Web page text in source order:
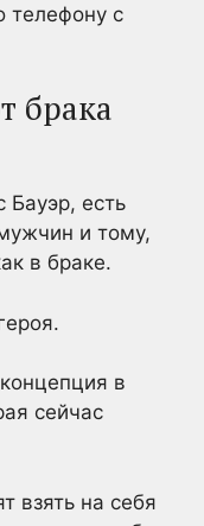
телефону с
брака
Бауэр, есть
и тому,
в браке.
в
сейчас
взять на себя